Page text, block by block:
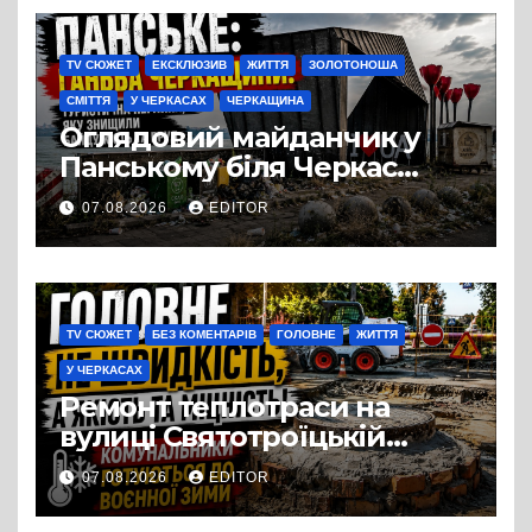
TV СЮЖЕТ ЕКСКЛЮЗИВ ЖИТТЯ ЗОЛОТОНОША
СМІТТЯ У ЧЕРКАСАХ ЧЕРКАЩИНА
Оглядовий майданчик у
Панському біля Черкас
перетворився на занедбане
сміттєзвалище
07.08.2026 EDITOR
TV СЮЖЕТ БЕЗ КОМЕНТАРІВ ГОЛОВНЕ ЖИТТЯ
У ЧЕРКАСАХ
Ремонт теплотраси на
вулиці Святотроїцькій
затягнувся порівняно із
запланованими термінами.
07.08.2026 EDITOR